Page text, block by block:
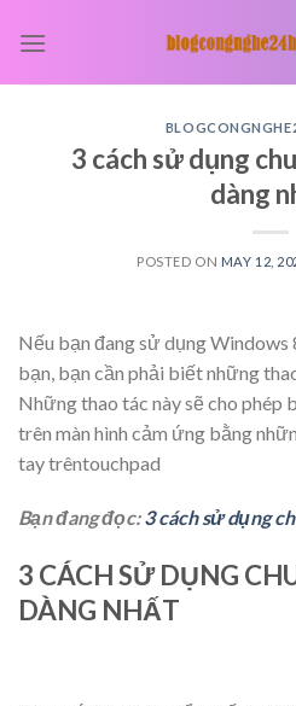
3 cách sử dụng
dàng
POSTED ON MAY 12,
Nếu bạn đang sử dụng Windows
bạn, bạn cần phải biết những
Những thao tác này sẽ cho phép
trên màn hình cảm ứng bằng
tay trêntouchpad
Bạn đang đọc:3 cách sử dụng
3 CÁCH SỬ DỤNG
DÀNG NHẤT